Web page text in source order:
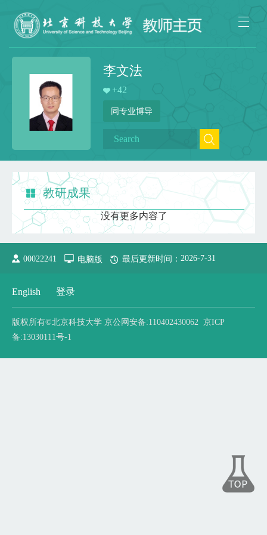
李文法
+42
同专业博导
教研成果
没有更多内容了
00022241 电脑版 最后更新时间： 2026-7-31
English 登录
版权所有©北京科技大学 京公网安备:110402430062 京ICP
备:13030111号-1